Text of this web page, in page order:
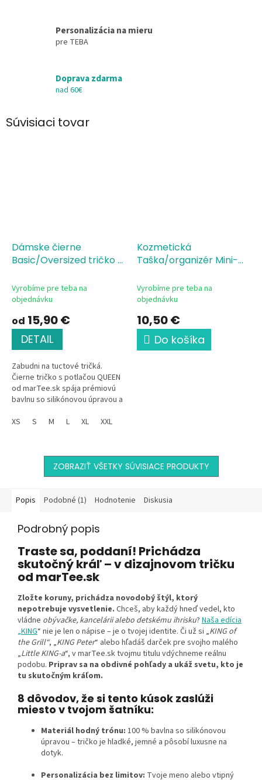
Personalizácia na mieru
pre TEBA
Doprava zdarma
nad 60€
Súvisiaci tovar
Dámske čierne
Basic/Oversized tričko s
Vyrobíme pre teba na
objednávku
od 15,90 €
DETAIL
Zabudni na tuctové tričká.
Čierne tričko s potlačou QUEEN
od marTee.sk spája prémiovú
bavlnu so silikónovou úpravou a
možnosti doplniť si akékoľvek...
XS S M L XL XXL
Kozmetická
Taška/organizér Mini-
Vyrobíme pre teba na
objednávku
10,50 €
Do košíka
ZOBRAZIŤ VŠETKY SÚVISIACE PRODUKTY
Popis Podobné (1) Hodnotenie Diskusia
Podrobný popis
Traste sa, poddaní! Prichádza
skutočný kráľ – v dizajnovom tričku
od marTee.sk
Zložte koruny, prichádza novodobý štýl, ktorý
nepotrebuje vysvetlenie. Chceš, aby každý hneď vedel, kto
vládne obývačke, kancelárii alebo detskému ihrisku? Naša edícia
„KING“ nie je len o nápise – je o tvojej identite. Či už si „KING of
the Grill“, „KING Peter“ alebo hľadáš darček pre svojho malého
„Little KING-a“, v marTee.sk tvojmu titulu vdýchneme reálnu
podobu. Priprav sa na obdivné pohľady a ukáž svetu, kto je
tu skutočným kráľom.
8 dôvodov, že si tento kúsok zaslúži
miesto v tvojom šatníku:
Materiál hodný trónu: 100 % bavlna so silikónovou
úpravou – tričko je hladké, jemné a pôsobí luxusne na
dotyk.
Personalizácia bez limitov: Tvoje meno alebo vtipný